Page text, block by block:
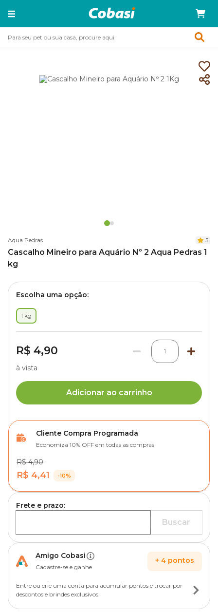
Aqua Pedras 5
Cascalho Mineiro para Aquário Nº 2 Aqua Pedras 1
kg
Escolha uma opção:
1 kg
R$ 4,90 1
à vista
Adicionar ao carrinho
Cliente Compra Programada
Economiza 10% OFF em todas as compras
R$ 4,90
R$ 4,41 -10%
Frete e prazo:
Buscar
Amigo Cobasi
Cadastre-se e ganhe
+ 4 pontos
Entre ou crie uma conta para acumular pontos e trocar por
descontos e brindes exclusivos.